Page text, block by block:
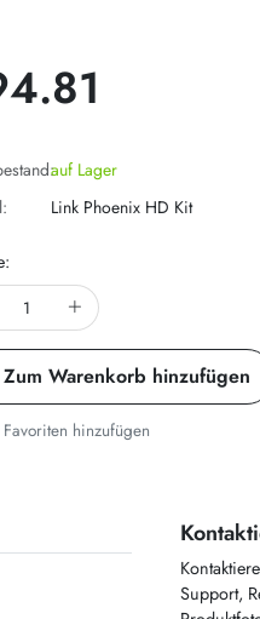
auf Lager
Link Phoenix HD Kit
Zum Warenkorb hinzufügen
Favoriten hinzufügen
Support,